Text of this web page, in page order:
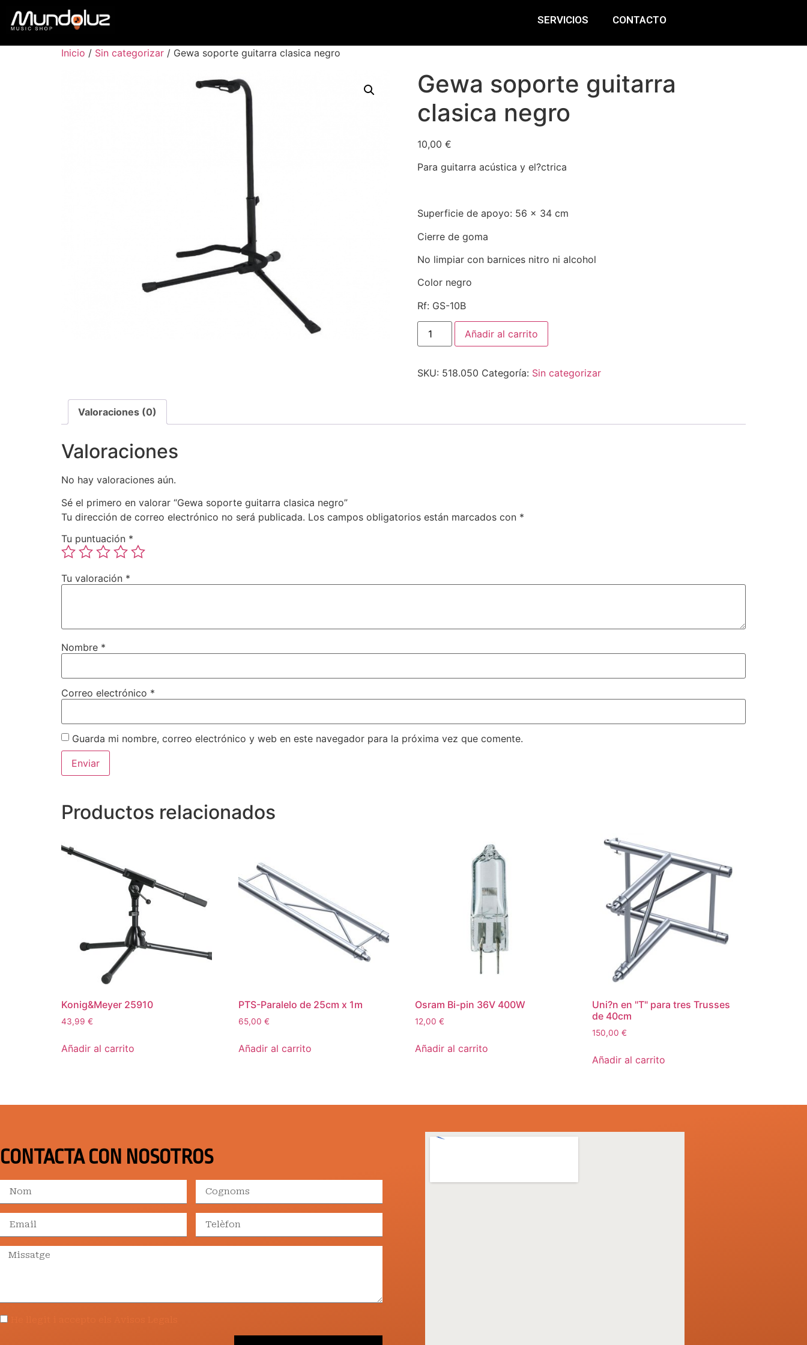
SERVICIOS CONTACTO
Inicio / Sin categorizar / Gewa soporte guitarra clasica negro
Gewa soporte guitarra
clasica negro
10,00 €
Para guitarra acústica y el?ctrica
Superficie de apoyo: 56 x 34 cm
Cierre de goma
No limpiar con barnices nitro ni alcohol
Color negro
Rf: GS-10B
Añadir al carrito
SKU: 518.050 Categoría: Sin categorizar
Valoraciones (0)
Valoraciones
No hay valoraciones aún.
Sé el primero en valorar “Gewa soporte guitarra clasica negro”
Tu dirección de correo electrónico no será publicada. Los campos obligatorios están marcados con *
Tu puntuación *
Tu valoración *
Nombre *
Correo electrónico *
Guarda mi nombre, correo electrónico y web en este navegador para la próxima vez que comente.
Productos relacionados
Konig&Meyer 25910
43,99 €
Añadir al carrito
PTS-Paralelo de 25cm x 1m
65,00 €
Añadir al carrito
Osram Bi-pin 36V 400W
12,00€
Añadir al carrito
Uni?n en "T" para tres Trusses
de 40cm
150,00€
Añadir al carrito
CONTACTA CON NOSOTROS